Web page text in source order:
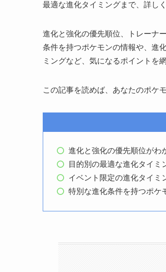
最適な進化タイミングまで、詳し
進化と強化の優先順位、トレーナ
条件を持つポケモンの情報や、進
ミングなど、気になるポイントを網
この記事を読めば、あなたのポケ
進化と強化の優先順位がわ
目的別の最適な進化タイミ
イベント限定の進化タイミ
特別な進化条件を持つポケ